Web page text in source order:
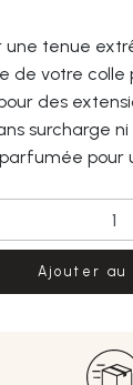
une tenue
de votre colle
des
surcharge
pour
Ajouter au